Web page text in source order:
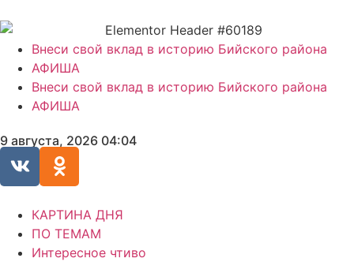
Внеси свой вклад в историю Бийского района
АФИША
Внеси свой вклад в историю Бийского района
АФИША
9 августа, 2026 04:04
КАРТИНА ДНЯ
ПО ТЕМАМ
Интересное чтиво